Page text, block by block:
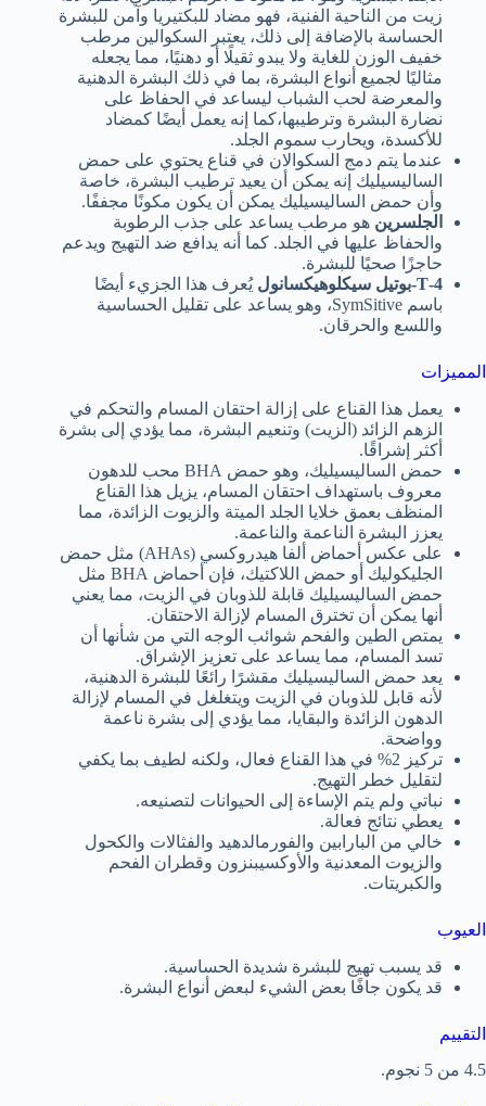
زيت من الناحية الفنية، فهو مضاد للبكتيريا وآمن للبشرة
الحساسة بالإضافة إلى ذلك، يعتبر السكوالين مرطب
خفيف الوزن للغاية ولا يبدو ثقيلًا أو دهنيًا، مما يجعله
مثاليًا لجميع أنواع البشرة، بما في ذلك البشرة الدهنية
والمعرضة لحب الشباب ليساعد في الحفاظ على
نضارة البشرة وترطيبها،كما إنه يعمل أيضًا كمضاد
للأكسدة، ويحارب سموم الجلد.
عندما يتم دمج السكوالان في قناع يحتوي على حمض
الساليسيليك إنه يمكن أن يعيد ترطيب البشرة، خاصة
وأن حمض الساليسيليك يمكن أن يكون مكونًا مجففًا.
الجلسرين هو مرطب يساعد على جذب الرطوبة
والحفاظ عليها في الجلد. كما أنه يدافع ضد التهيج ويدعم
حاجزًا صحيًا للبشرة.
4-T-بوتيل سيكلوهيكسانول
يُعرف هذا الجزيء أيضًا
باسم SymSitive، وهو يساعد على تقليل الحساسية
واللسع والحرقان.
المميزات
يعمل هذا القناع على إزالة احتقان المسام والتحكم في
الزهم الزائد (الزيت) وتنعيم البشرة، مما يؤدي إلى بشرة
أكثر إشراقًا.
حمض الساليسيليك، وهو حمض BHA محب للدهون
معروف باستهداف احتقان المسام، يزيل هذا القناع
المنظف بعمق خلايا الجلد الميتة والزيوت الزائدة، مما
يعزز البشرة الناعمة والناعمة.
على عكس أحماض ألفا هيدروكسي (AHAs) مثل حمض
الجليكوليك أو حمض اللاكتيك، فإن أحماض BHA مثل
حمض الساليسيليك قابلة للذوبان في الزيت، مما يعني
أنها يمكن أن تخترق المسام لإزالة الاحتقان.
يمتص الطين والفحم شوائب الوجه التي من شأنها أن
تسد المسام، مما يساعد على تعزيز الإشراق.
يعد حمض الساليسيليك مقشرًا رائعًا للبشرة الدهنية،
لأنه قابل للذوبان في الزيت ويتغلغل في المسام لإزالة
الدهون الزائدة والبقايا، مما يؤدي إلى بشرة ناعمة
وواضحة.
تركيز 2% في هذا القناع فعال، ولكنه لطيف بما يكفي
لتقليل خطر التهيج.
نباتي ولم يتم الإساءة إلى الحيوانات لتصنيعه.
يعطي نتائج فعالة.
خالي من البارابين والفورمالدهيد والفثالات والكحول
والزيوت المعدنية والأوكسيبنزون وقطران الفحم
والكبريتات.
العيوب
قد يسبب تهيج للبشرة شديدة الحساسية.
قد يكون جافًا بعض الشيء لبعض أنواع البشرة.
التقييم
4.5 من 5 نجوم.